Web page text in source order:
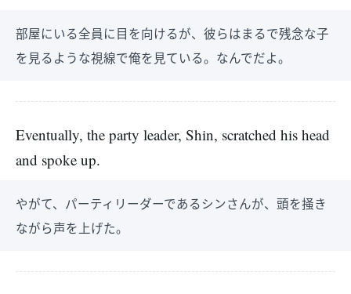
部屋にいる全員に目を向けるが、彼らはまるで残念な子
を見るような視線で俺を見ている。なんでだよ。
Eventually, the party leader, Shin, scratched his head
and spoke up.
やがて、パーティリーダーであるシンさんが、頭を掻き
ながら声を上げた。